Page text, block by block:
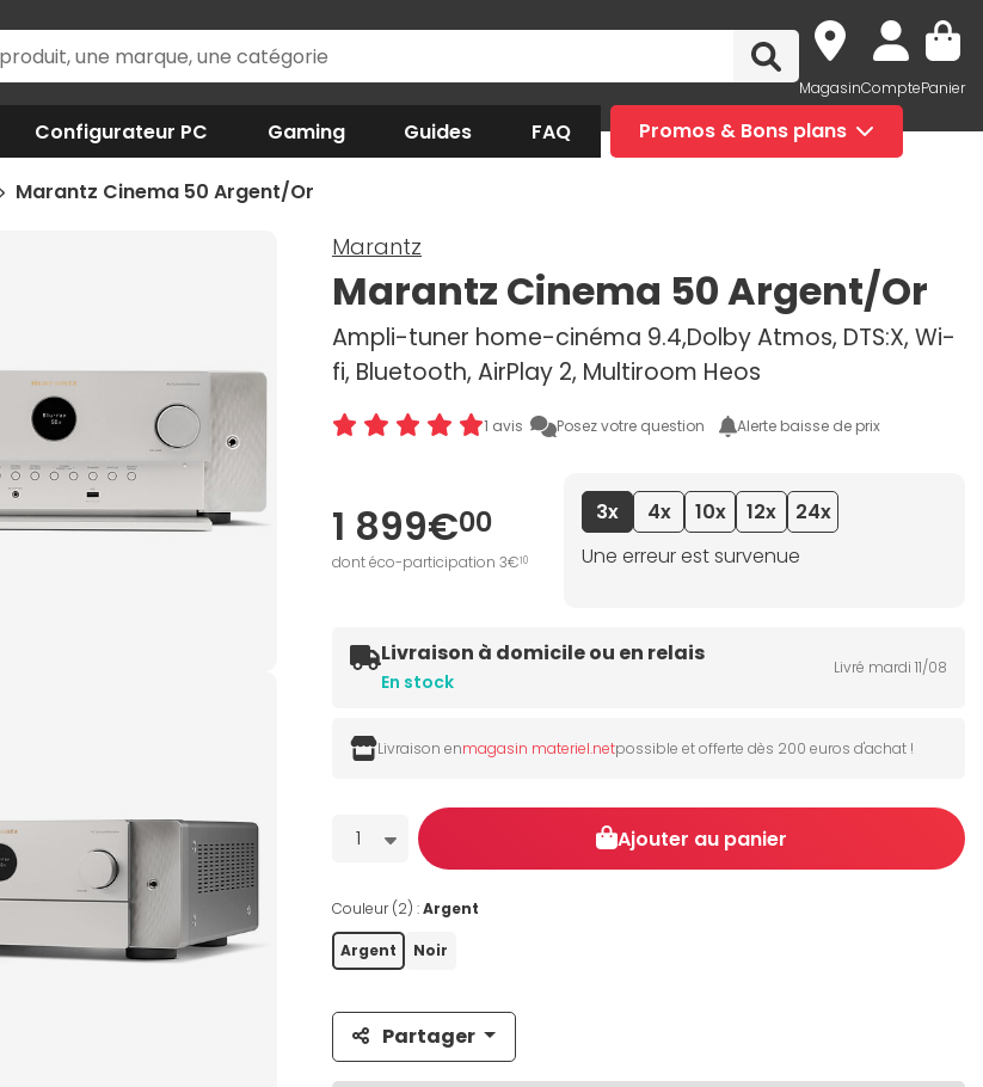
MagasinComptePanier
Configurateur PC Gaming Guides FAQ Promos & Bons plans
Marantz Cinema 50 Argent/Or
Marantz
Marantz Cinema 50 Argent/Or
Ampli-tuner home-cinéma 9.4,Dolby Atmos, DTS:X, Wi-
fi, Bluetooth, AirPlay 2, Multiroom Heos
1 avis Posez votre question Alerte baisse de prix
1 899€00
dont éco-participation 3€10
3x 4x 10x 12x
24x
Une erreur est survenue
Livraison à domicile ou en relais
En stock
Livré mardi 11/08
Livraison enmagasin materiel.netpossible et offerte dès 200 euros d'achat !
Quantité
1 Ajouter au panier
Couleur (2) :Argent
Argent Noir
Partager